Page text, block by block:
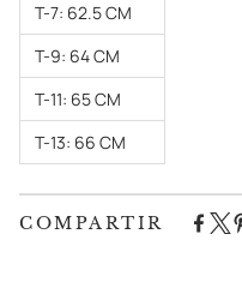
T-7: 62.5 CM
T-9: 64 CM
T-11: 65 CM
T-13: 66 CM
COMPARTIR